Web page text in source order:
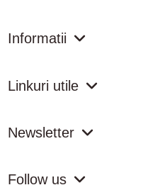
Informatii
Linkuri utile
Newsletter
Follow us